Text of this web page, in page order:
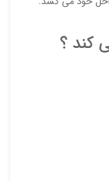
کند ؟